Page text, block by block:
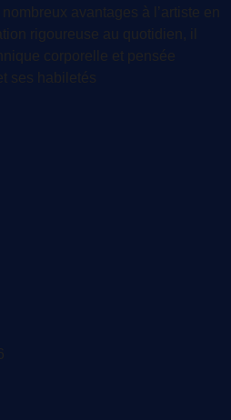
avantages à l’artiste en
rigoureuse au quotidien, il
corporelle et pensée
ses habiletés